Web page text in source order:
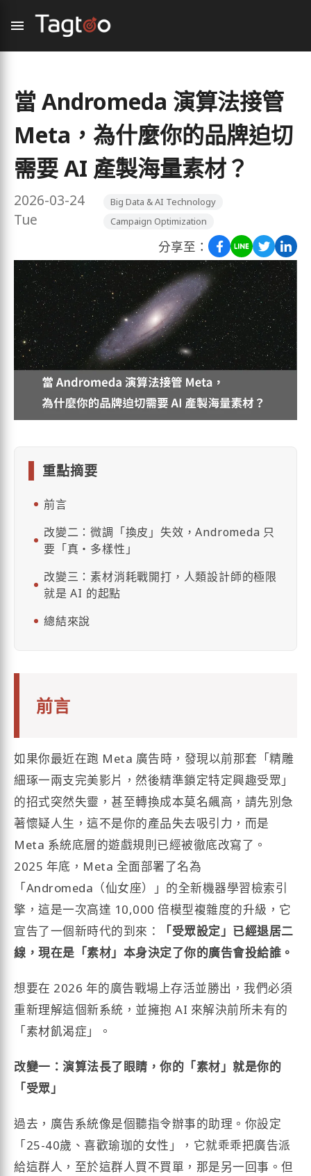
當 Andromeda 演算法接管
Meta，為什麼你的品牌迫切
需要 AI 產製海量素材？
2026-03-24
Tue
Big Data & AI Technology
Campaign Optimization
分享至：
重點摘要
前言
改變二：微調「換皮」失效，Andromeda 只
要「真・多樣性」
改變三：素材消耗戰開打，人類設計師的極限
就是 AI 的起點
總結來說
前言
如果你最近在跑 Meta 廣告時，發現以前那套「精雕
細琢一兩支完美影片，然後精準鎖定特定興趣受眾」
的招式突然失靈，甚至轉換成本莫名飆高，請先別急
著懷疑人生，這不是你的產品失去吸引力，而是
Meta 系統底層的遊戲規則已經被徹底改寫了。
2025 年底，Meta 全面部署了名為
「Andromeda（仙女座）」的全新機器學習檢索引
擎，這是一次高達 10,000 倍模型複雜度的升級，它
宣告了一個新時代的到來：
「受眾設定」已經退居二
線，現在是「素材」本身決定了你的廣告會投給誰。
想要在 2026 年的廣告戰場上存活並勝出，我們必須
重新理解這個新系統，並擁抱 AI 來解決前所未有的
「素材飢渴症」。
改變一：演算法長了眼睛，你的「素材」就是你的
「受眾」
過去，廣告系統像是個聽指令辦事的助理。你設定
「25-40歲、喜歡瑜珈的女性」，它就乖乖把廣告派
給這群人，至於這群人買不買單，那是另一回事。但